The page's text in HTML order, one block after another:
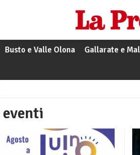
Busto e Valle Olona Gallarate e